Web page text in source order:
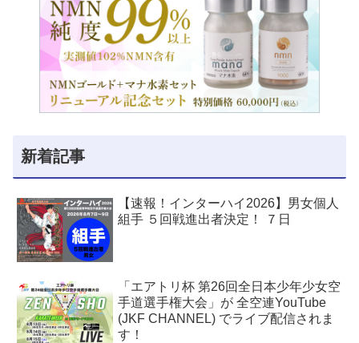
新着記事
【速報！インターハイ2026】男女個人
組手 ５回戦進出者決定！ ７日
「エアトリ杯 第26回全日本少年少女空
手道選手権大会」が 全空連YouTube
(JKF CHANNEL) でライブ配信されま
す！